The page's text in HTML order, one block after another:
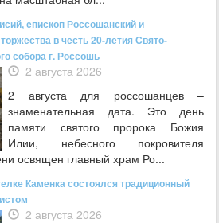
епископ Россошанский и
в честь 20-летия Свято-
собора г. Россошь
2 августа 2026
2 августа для россошанцев –
знаменательная дата. Это день
памяти святого пророка Божия
Илии, небесного покровителя
освящен главный храм Ро...
Каменка состоялся традиционный
2 августа 2026